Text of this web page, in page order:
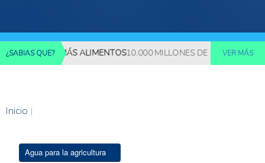
¿SABIAS QUE?MÁS ALIMENTOS10.000 MILLONES DE PERSONASVER MÁS
Inicio |
Agua para la agricultura